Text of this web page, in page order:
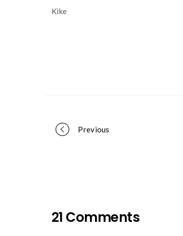
Kike
Portfolio
Previous
21 Comments